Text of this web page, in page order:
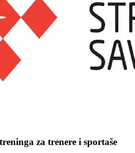
za trenere i sportaše